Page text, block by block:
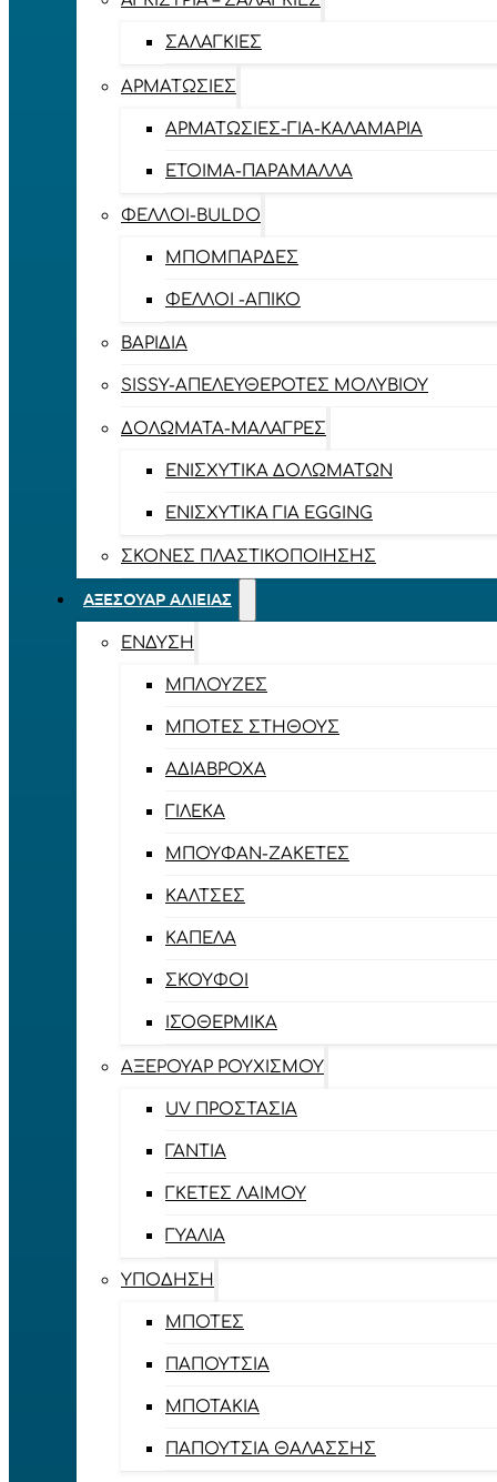
ΣΑΛΑΓΚΙΈΣ
ΑΡΜΑΤΩΣΙΈΣ
ΑΡΜΑΤΩΣΙΈΣ-ΓΙΑ-ΚΑΛΑΜΆΡΙΑ
ΈΤΟΙΜΑ-ΠΑΡΆΜΑΛΛΑ
ΦΕΛΛΟΊ-BULDO
ΜΠΟΜΠΆΡΔΕΣ
ΦΕΛΛΟΊ -ΑΠΊΚΟ
ΒΑΡΊΔΙΑ
SISSY-ΑΠΕΛΕΥΘΕΡΟΤΈΣ ΜΟΛΥΒΙΟΎ
ΔΟΛΏΜΑΤΑ-ΜΑΛΆΓΡΕΣ
ΕΝΙΣΧΥΤΙΚΆ ΔΟΛΩΜΆΤΩΝ
ΕΝΙΣΧΥΤΙΚΆ ΓΙΑ EGGING
ΣΚΌΝΕΣ ΠΛΑΣΤΙΚΟΠΟΊΗΣΗΣ
ΑΞΕΣΟΥΆΡ ΑΛΙΕΊΑΣ
ΈΝΔΥΣΗ
ΜΠΛΟΎΖΕΣ
ΜΠΌΤΕΣ ΣΤΉΘΟΥΣ
ΑΔΙΆΒΡΟΧΑ
ΓΙΛΈΚΑ
ΜΠΟΥΦΆΝ-ΖΑΚΈΤΕΣ
ΚΆΛΤΣΕΣ
ΚΑΠΈΛΑ
ΣΚΟΎΦΟΙ
ΙΣΟΘΕΡΜΙΚΆ
ΑΞΕΡΟΥΆΡ ΡΟΥΧΙΣΜΟΎ
UV ΠΡΟΣΤΑΣΊΑ
ΓΆΝΤΙΑ
ΓΚΈΤΕΣ ΛΑΊΜΟΥ
ΓΥΑΛΙΆ
ΥΠΌΔΗΣΗ
ΜΠΌΤΕΣ
ΠΑΠΟΎΤΣΙΑ
ΜΠΟΤΆΚΙΑ
ΠΑΠΟΎΤΣΙΑ ΘΑΛΆΣΣΗΣ